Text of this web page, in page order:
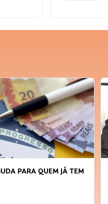
PARA QUEM JÁ TEM